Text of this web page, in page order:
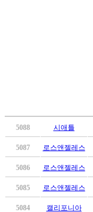
신
노
사
5088 시애틀
5087 로스앤젤레스
5086 로스앤젤레스
5085 로스앤젤레스
5084 캘리포니아